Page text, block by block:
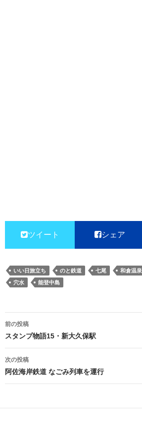
ツイート シェア
いい日旅立ち のと鉄道 七尾 和倉温泉
穴水
能登中島
投
稿
ナ
ビ
ー
前の投稿
スタンプ物語15・新大久保駅
次の投稿
阿佐海岸鉄道 なごみ列車を運行